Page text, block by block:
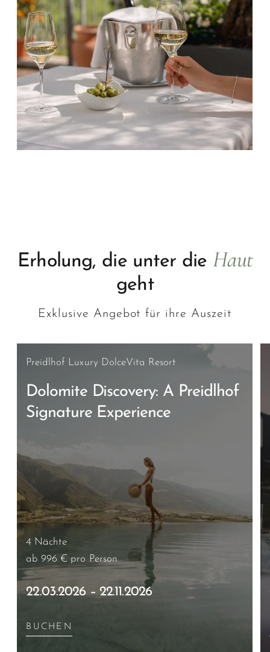
Erholung, die unter die Haut
geht
Exklusive Angebot für ihre Auszeit
Preidlhof Luxury DolceVita Resort
Dolomite Discovery: A Preidlhof
Signature Experience
4 Nächte
ab 996 € pro Person
22.03.2026 – 22.11.2026
BUCHEN